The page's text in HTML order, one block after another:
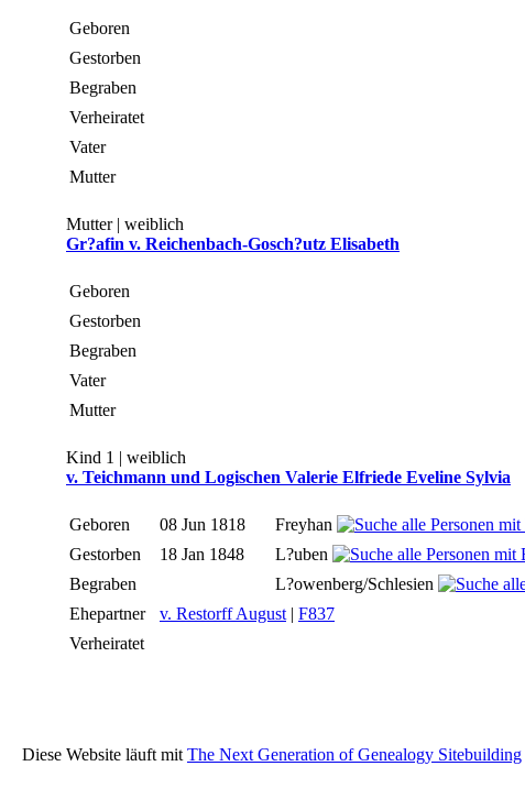
Geboren
Gestorben
Begraben
Verheiratet
Vater
Mutter
Mutter | weiblich
Gr?afin v. Reichenbach-Gosch?utz Elisabeth
Geboren
Gestorben
Begraben
Vater
Mutter
Kind 1 | weiblich
v. Teichmann und Logischen Valerie Elfriede Eveline Sylvia
Geboren 08 Jun 1818
Freyhan
Gestorben
18 Jan 1848
L?uben
Begraben
L?owenberg/Schlesien
Ehepartner
v. Restorff August| F837
Verheiratet
Diese Website läuft mit The Next Generation of Genealogy Sitebuilding